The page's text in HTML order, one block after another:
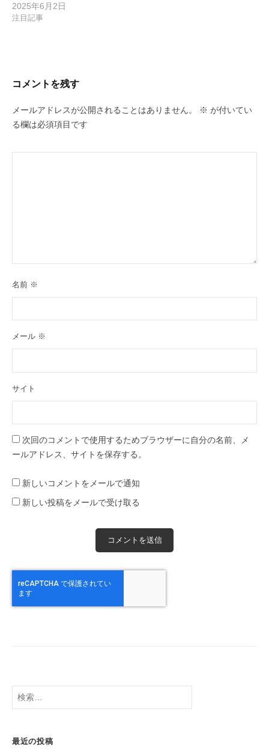
2025年6月2日
注目記事
コメントを残す
メールアドレスが公開されることはありません。 ※ が付いてい
る欄は必須項目です
名前 ※
メール ※
サイト
次回のコメントで使用するためブラウザーに自分の名前、メ
ールアドレス、サイトを保存する。
新しいコメントをメールで通知
新しい投稿をメールで受け取る
検
最近の投稿